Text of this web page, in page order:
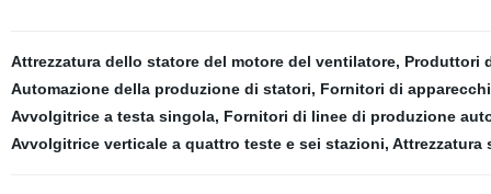
Attrezzatura dello statore del motore del ventilatore, Produttori
Automazione della produzione di statori, Fornitori di
Avvolgitrice a testa singola, Fornitori di linee di produzione
Avvolgitrice verticale a quattro teste e sei stazioni, Attrezzatura